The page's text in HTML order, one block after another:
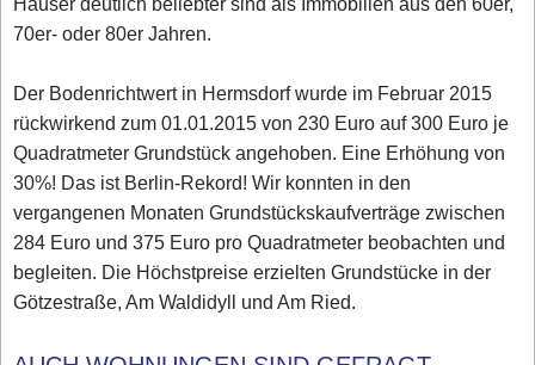
70er- oder 80er Jahren.
Der Bodenrichtwert in Hermsdorf wurde im Februar 2015
rückwirkend zum 01.01.2015 von 230 Euro auf 300 Euro je
Quadratmeter Grundstück angehoben. Eine Erhöhung von
30%! Das ist Berlin-Rekord! Wir konnten in den
vergangenen Monaten Grundstückskaufverträge zwischen
284 Euro und 375 Euro pro Quadratmeter beobachten und
begleiten. Die Höchstpreise erzielten Grundstücke in der
Götzestraße, Am Waldidyll und Am Ried.